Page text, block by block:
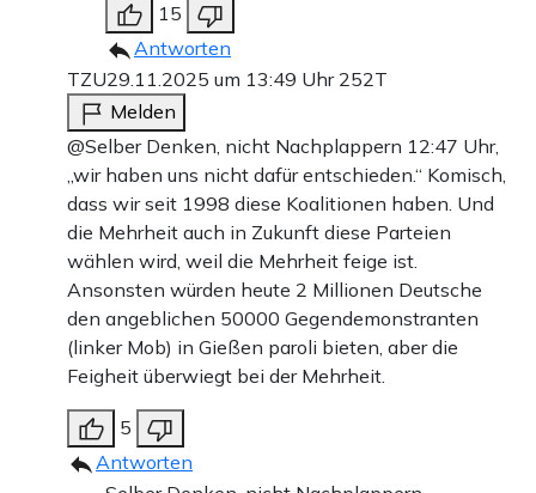
15
Antworten
TZU29.11.2025 um 13:49 Uhr 252T
Melden
@Selber Denken, nicht Nachplappern 12:47 Uhr,
„wir haben uns nicht dafür entschieden.“ Komisch,
dass wir seit 1998 diese Koalitionen haben. Und
die Mehrheit auch in Zukunft diese Parteien
wählen wird, weil die Mehrheit feige ist.
Ansonsten würden heute 2 Millionen Deutsche
den angeblichen 50000 Gegendemonstranten
(linker Mob) in Gießen paroli bieten, aber die
Feigheit überwiegt bei der Mehrheit.
5
Antworten